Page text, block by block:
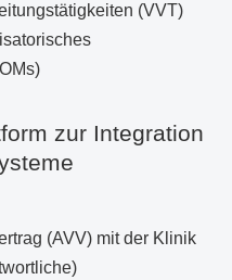
(VVT)
zur Integration
(AVV) mit der Klinik